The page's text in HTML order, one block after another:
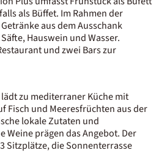
als Büffet. Im Rahmen der
aus dem Ausschank
Hauswein und Wasser.
und zwei Bars zur
lädt zu mediterraner Küche mit
Fisch und Meeresfrüchten aus der
lokale Zutaten und
Weine prägen das Angebot. Der
Sitzplätze, die Sonnenterrasse